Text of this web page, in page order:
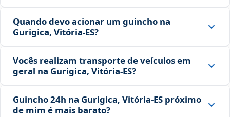
Quando devo acionar um guincho na
Gurigica, Vitória‑ES?
Vocês realizam transporte de veículos em
geral na Gurigica, Vitória‑ES?
Guincho 24h na Gurigica, Vitória‑ES próximo
de mim é mais barato?